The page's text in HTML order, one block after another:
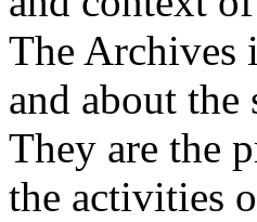
The Archives
and about the
They are the
the activities